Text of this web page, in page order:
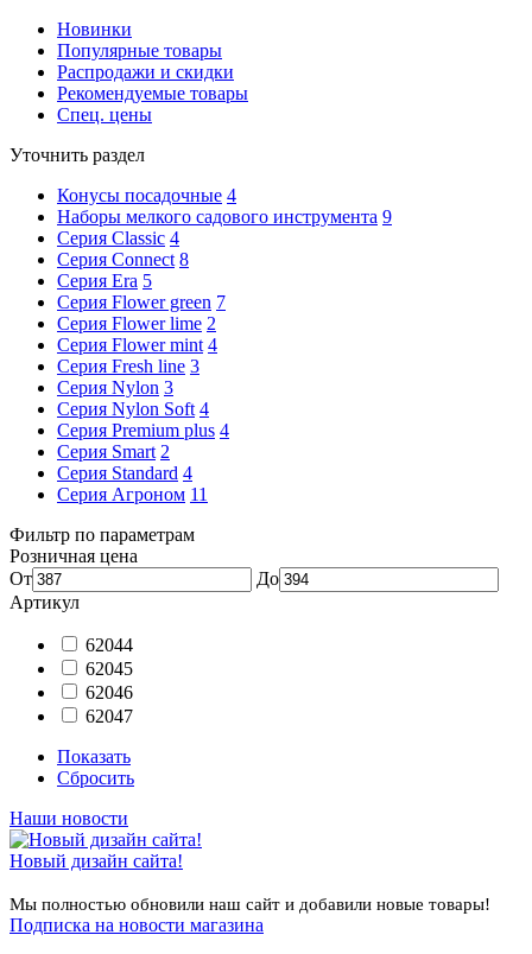
Новинки
Популярные товары
Распродажи и скидки
Рекомендуемые товары
Спец. цены
Уточнить раздел
Конусы посадочные 4
Наборы мелкого садового инструмента 9
Серия Classic 4
Серия Connect 8
Серия Era 5
Серия Flower green 7
Серия Flower lime 2
Серия Flower mint 4
Серия Fresh line 3
Серия Nylon 3
Серия Nylon Soft 4
Серия Premium plus 4
Серия Smart 2
Серия Standard 4
Серия Агроном 11
Фильтр по параметрам
Розничная цена
От
До
Артикул
62044
62045
62046
62047
Показать
Сбросить
Наши новости
Новый дизайн сайта!
Мы полностью обновили наш сайт и добавили новые товары!
Подписка на новости магазина